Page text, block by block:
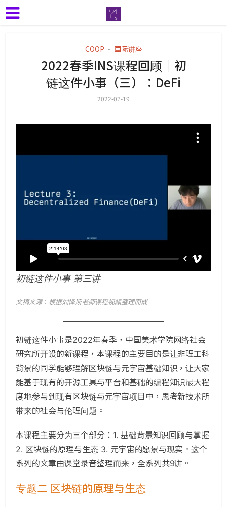
COOP • 国际讲座
2022春季INS课程回顾｜初
链这件小事（三）：DeFi
2022-07-19
初链这件小事 第三讲
文稿来源： 根据刘怿斯老师课程视频整理而成
初链这件小事是2022年春季，中国美术学院网络社会
研究所开设的新课程，本课程的主要目的是让非理工科
背景的同学能够理解区块链与元宇宙基础知识，让大家
能基于现有的开源工具与平台和基础的编程知识最大程
度地参与到现有区块链与元宇宙项目中，思考新技术所
带来的社会与伦理问题。
本课程主要分为三个部分：1. 基础背景知识回顾与掌握
2. 区块链的原理与生态 3. 元宇宙的愿景与现实。这个
系列的文章由课堂录音整理而来，全系列共9讲。
专题二 区块链的原理与生态